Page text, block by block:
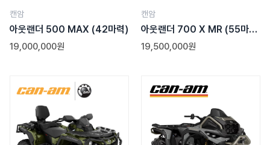
캔암
아웃랜더 500 MAX (42마력)
19,000,000원
캔암
아웃랜더 700 X MR (55마
력)
19,500,000원